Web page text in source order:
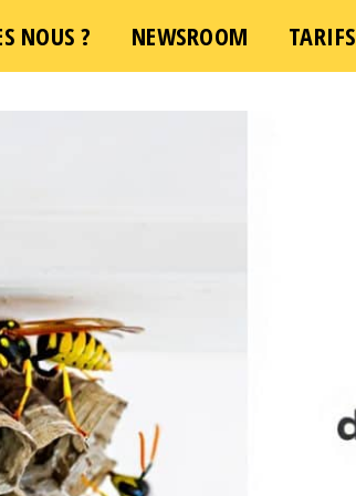
NOUS ? NEWSROOM TARIFS